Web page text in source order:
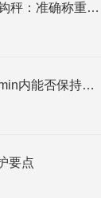
50无线耐高温吊钩秤：准确称重的工业仪器
电子地磅启动30min内能否保持计量特性验证方法
要点